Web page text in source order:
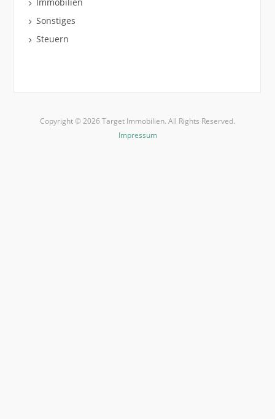
Sonstiges
Steuern
Copyright © 2026 Target Immobilien. All Rights Reserved.
Impressum